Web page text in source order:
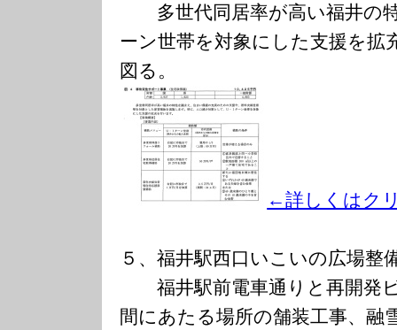
多世代同居率が高い福井の
ーン世帯を対象にした支援を拡
図る。
←詳しくはク
５、福井駅西口いこいの広場
福井駅前電車通りと再開発
間にあたる場所の舗装工事、融